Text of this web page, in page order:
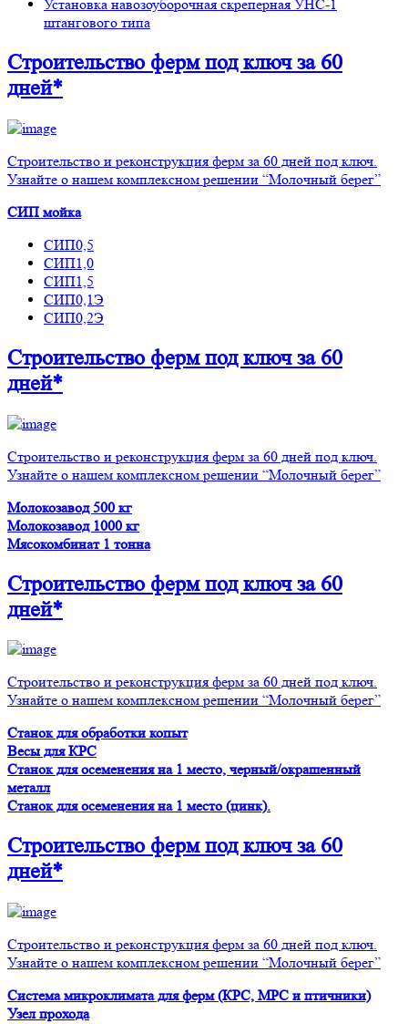
Установка навозоуборочная скреперная УНС-1
штангового типа
Строительство фермпод ключ за 60
дней*
Строительство и реконструкция ферм за 60 дней под ключ.
Узнайте о нашем комплексном решении “Молочный берег”
СИП мойка
СИП0,5
СИП1,0
СИП1,5
СИП0,1Э
СИП0,2Э
Строительство фермпод ключ за 60
дней*
Строительство и реконструкция ферм за 60 дней под ключ.
Узнайте о нашем комплексном решении “Молочный берег”
Молокозавод 500 кг
Молокозавод 1000 кг
Мясокомбинат 1 тонна
Строительство фермпод ключ за 60
дней*
Строительство и реконструкция ферм за 60 дней под ключ.
Узнайте о нашем комплексном решении “Молочный берег”
Станок для обработки копыт
Весы для КРС
Станок для осеменения на 1 место, черный/окрашенный
металл
Станок для осеменения на 1 место (цинк).
Строительство фермпод ключ за 60
дней*
Строительство и реконструкция ферм за 60 дней под ключ.
Узнайте о нашем комплексном решении “Молочный берег”
Система микроклимата для ферм (КРС, МРС и птичники)
Узел прохода